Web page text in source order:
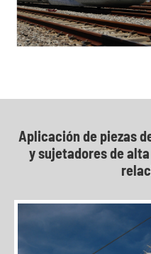
Aplicación de piezas
y sujetadores de